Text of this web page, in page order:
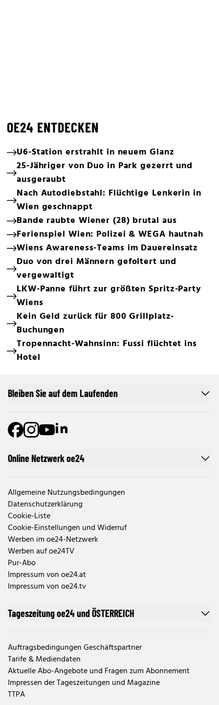
OE24 ENTDECKEN
U6-Station erstrahlt in neuem Glanz
25-Jähriger von Duo in Park gezerrt und
ausgeraubt
Nach Autodiebstahl: Flüchtige Lenkerin in
Wien geschnappt
Bande raubte Wiener (28) brutal aus
Ferienspiel Wien: Polizei & WEGA hautnah
Wiens Awareness-Teams im Dauereinsatz
Duo von drei Männern gefoltert und
vergewaltigt
LKW-Panne führt zur größten Spritz-Party
Wiens
Kein Geld zurück für 800 Grillplatz-
Buchungen
Tropennacht-Wahnsinn: Fussi flüchtet ins
Hotel
Online Netzwerk oe24
Allgemeine Nutzungsbedingungen
Datenschutzerklärung
Cookie-Liste
Cookie-Einstellungen und Widerruf
Werben im oe24-Netzwerk
Werben auf oe24TV
Pur-Abo
Impressum von oe24.at
Impressum von oe24.tv
Tageszeitung oe24 und ÖSTERREICH
Auftragsbedingungen Geschäftspartner
Tarife & Mediendaten
Aktuelle Abo-Angebote und Fragen zum Abonnement
Impressen der Tageszeitungen und Magazine
TTPA
Bleiben Sie auf dem Laufenden